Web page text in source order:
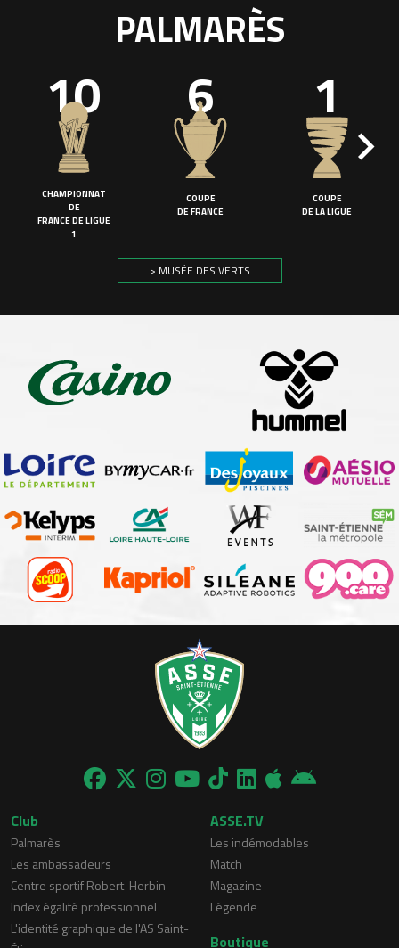
PALMARÈS
10
CHAMPIONNAT
DE
FRANCE DE LIGUE
1
6
COUPE
DE FRANCE
1
COUPE
DE LA LIGUE
> MUSÉE DES VERTS
Club
Palmarès
Les ambassadeurs
Centre sportif Robert-Herbin
Index égalité professionnel
L'identité graphique de l'AS Saint-
ASSE.TV
Les indémodables
Match
Magazine
Légende
Boutique